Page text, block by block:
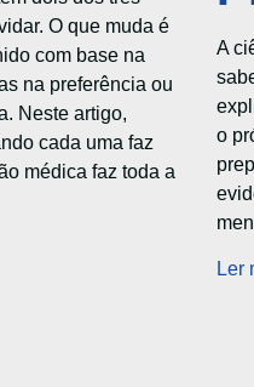
O que muda é
com base na
na preferência ou
Neste artigo,
cada uma faz
médica faz toda a
A
o
Ler